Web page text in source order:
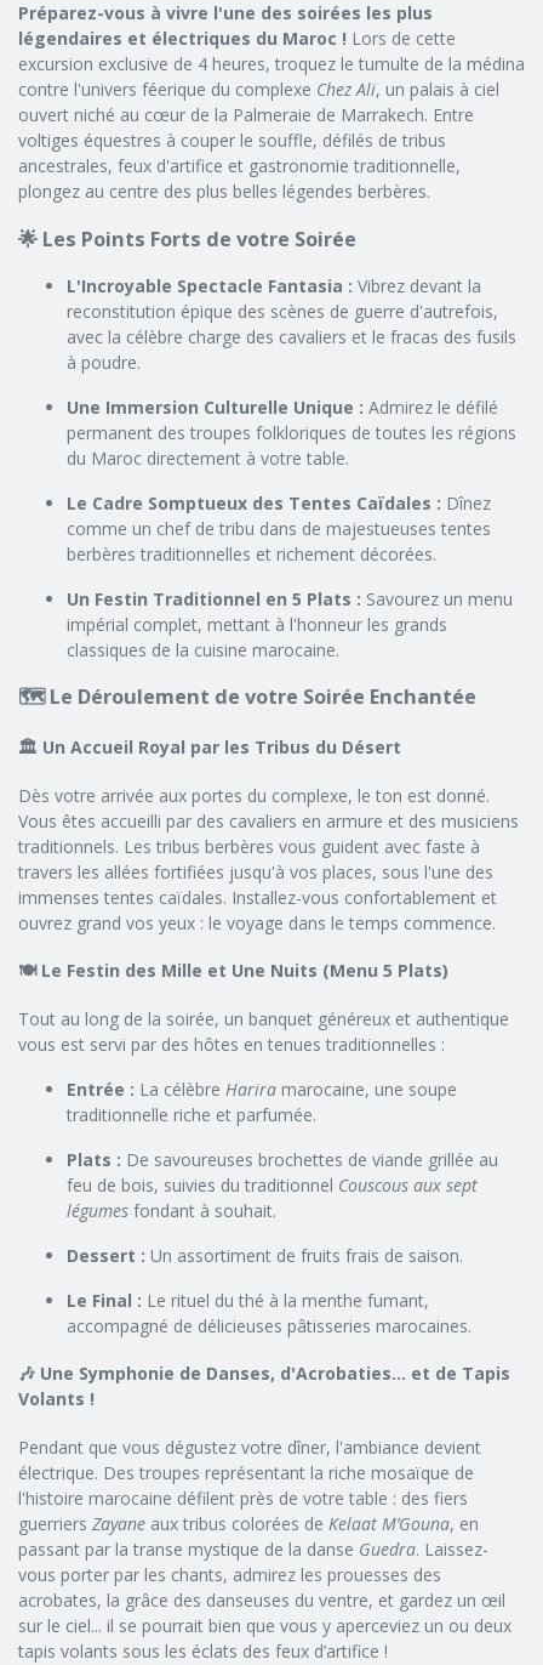
Préparez-vous à vivre l'une des soirées les plus
légendaires et électriques du Maroc ! Lors de cette
excursion exclusive de 4 heures, troquez le tumulte de la médina
contre l'univers féerique du complexe Chez Ali, un palais à ciel
ouvert niché au cœur de la Palmeraie de Marrakech. Entre
voltiges équestres à couper le souffle, défilés de tribus
ancestrales, feux d'artifice et gastronomie traditionnelle,
plongez au centre des plus belles légendes berbères.
🌟 Les Points Forts de votre Soirée
L'Incroyable Spectacle Fantasia : Vibrez devant la
reconstitution épique des scènes de guerre d'autrefois,
avec la célèbre charge des cavaliers et le fracas des fusils
à poudre.
Une Immersion Culturelle Unique : Admirez le défilé
permanent des troupes folkloriques de toutes les régions
du Maroc directement à votre table.
Le Cadre Somptueux des Tentes Caïdales : Dînez
comme un chef de tribu dans de majestueuses tentes
berbères traditionnelles et richement décorées.
Un Festin Traditionnel en 5 Plats : Savourez un menu
impérial complet, mettant à l'honneur les grands
classiques de la cuisine marocaine.
🗺️ Le Déroulement de votre Soirée Enchantée
🏛️ Un Accueil Royal par les Tribus du Désert
Dès votre arrivée aux portes du complexe, le ton est donné.
Vous êtes accueilli par des cavaliers en armure et des musiciens
traditionnels. Les tribus berbères vous guident avec faste à
travers les allées fortifiées jusqu'à vos places, sous l'une des
immenses tentes caïdales. Installez-vous confortablement et
ouvrez grand vos yeux : le voyage dans le temps commence.
🍽️ Le Festin des Mille et Une Nuits (Menu 5 Plats)
Tout au long de la soirée, un banquet généreux et authentique
vous est servi par des hôtes en tenues traditionnelles :
Entrée : La célèbre Harira marocaine, une soupe
traditionnelle riche et parfumée.
Plats : De savoureuses brochettes de viande grillée au
feu de bois, suivies du traditionnel Couscous aux sept
légumes fondant à souhait.
Dessert : Un assortiment de fruits frais de saison.
Le Final : Le rituel du thé à la menthe fumant,
accompagné de délicieuses pâtisseries marocaines.
🎶 Une Symphonie de Danses, d'Acrobaties... et de Tapis
Volants !
Pendant que vous dégustez votre dîner, l'ambiance devient
électrique. Des troupes représentant la riche mosaïque de
l'histoire marocaine défilent près de votre table : des fiers
guerriers Zayane aux tribus colorées de Kelaat M’Gouna, en
passant par la transe mystique de la danse Guedra. Laissez-
vous porter par les chants, admirez les prouesses des
acrobates, la grâce des danseuses du ventre, et gardez un œil
sur le ciel... il se pourrait bien que vous y aperceviez un ou deux
tapis volants sous les éclats des feux d’artifice !